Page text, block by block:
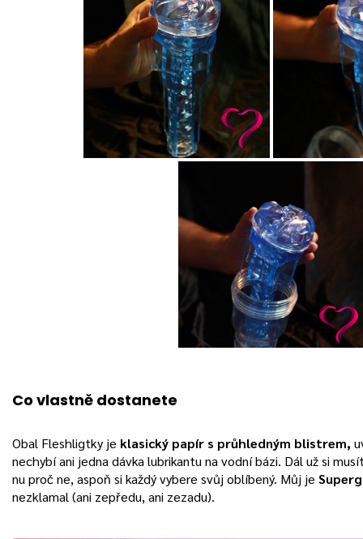
Co vlastně dostanete
Obal Fleshligtky je klasický papír s průhledným blistrem,
nechybí ani jedna dávka lubrikantu na vodní bázi. Dál už si
nu proč ne, aspoň si každý vybere svůj oblíbený. Můj je
nezklamal (ani zepředu, ani zezadu).